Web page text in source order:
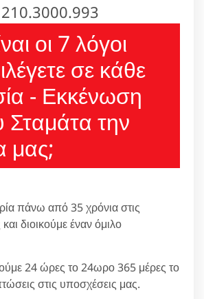
210.3000.993
οι 7 λόγοι
σε κάθε
- Εκκένωση
Σταμάτα την
μας;
πάνω από 35 χρόνια στις
διοικούμε έναν όμιλο
24 ώρες το 24ωρο 365 μέρες το
στις υποσχέσεις μας.